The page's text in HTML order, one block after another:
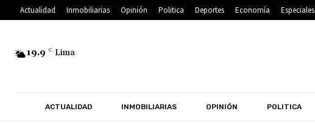
Actualidad Inmobiliarias Opinión Politica Deportes Economía Especiales
19.9 C Lima
ACTUALIDAD INMOBILIARIAS OPINIÓN POLITICA